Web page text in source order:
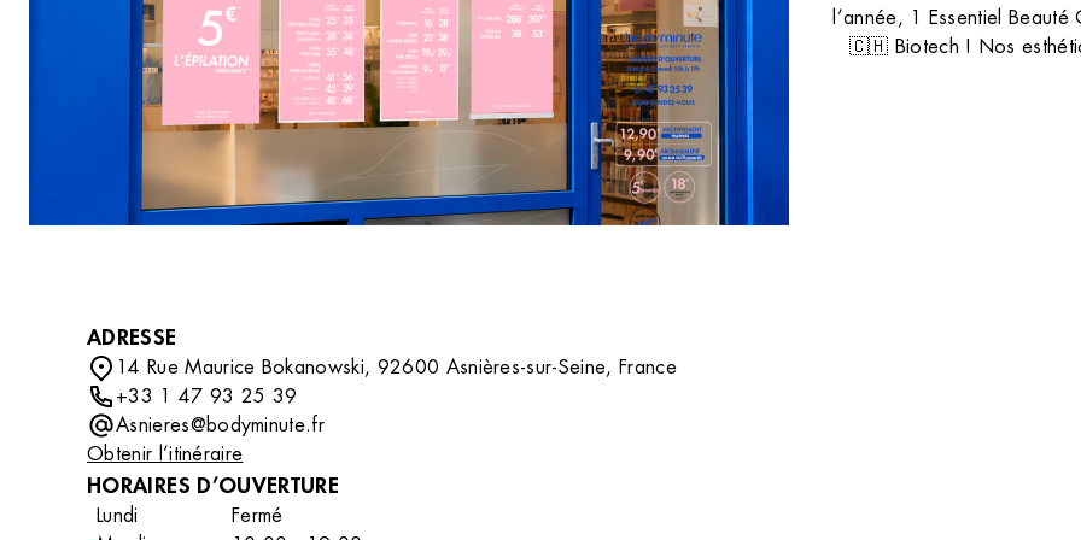
compléter votre routine beauté avec des soins
professionnels tout en découvrant un
accessoire ou un indispensable qui vous
accompagnera au quotidien.
la lumière pulsée et le laser.
TOUS NOS CONSEILS
l’année, 1 Essentiel Beauté
🇨🇭 Biotech ! Nos
ADRESSE
14 Rue Maurice Bokanowski, 92600 Asnières-sur-Seine, France
+33 1 47 93 25 39
Asnieres@bodyminute.fr
Obtenir l’itinéraire
HORAIRES D’OUVERTURE
Lundi
Fermé